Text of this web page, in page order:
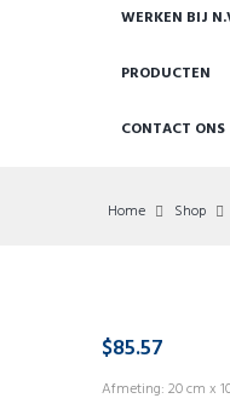
WERKEN BIJ
PRODUCTEN
CONTACT ONS
Home Shop
$85.57
Afmeting: 20 cm x